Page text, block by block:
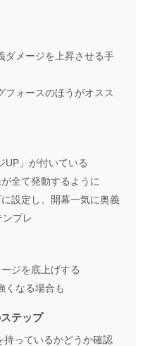
ダメージを上昇させる手
フォースのほうがオスス
UP」が付いている
全て発動するように
設定し、開幕一気に奥義
プレ
ジを底上げする
くなる場合も
テップ
持っているかどうか確認